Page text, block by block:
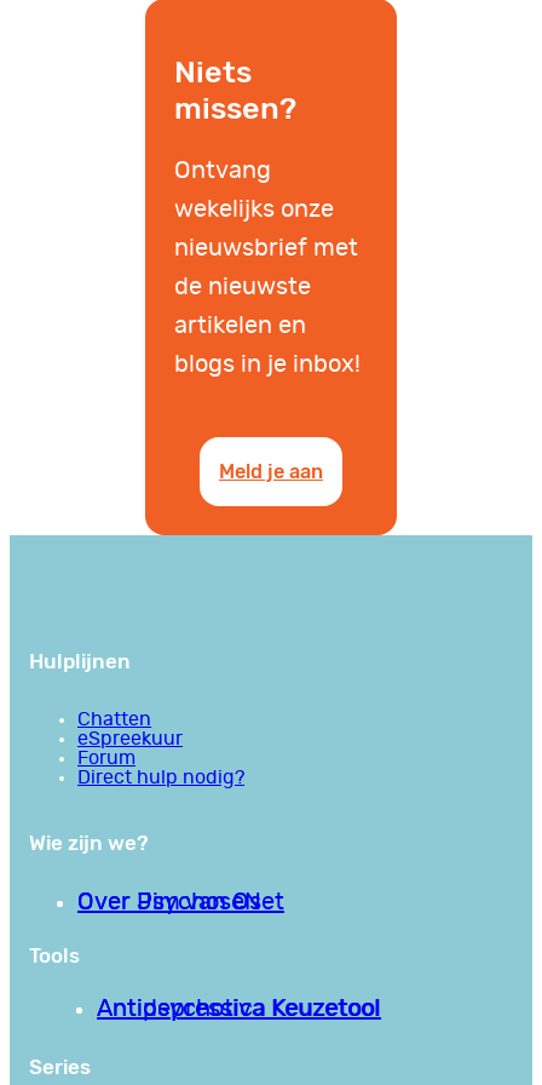
Niets
missen?
Ontvang
wekelijks onze
nieuwsbrief met
de nieuwste
artikelen en
blogs in je inbox!
Meld je aan
Hulplijnen
Chatten
eSpreekuur
Forum
Direct hulp nodig?
Wie zijn we?
Over PsychoseNet
Over Jim van Os
Tools
Antipsychotica Keuzetool
Antidepressiva Keuzetool
Series